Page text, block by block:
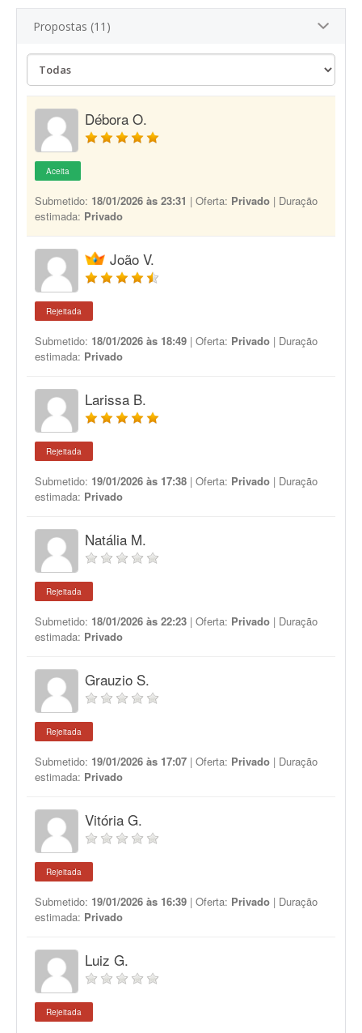
Propostas (11)
Débora O.
Aceita
Submetido: 18/01/2026 às 23:31 | Oferta: Privado | Duração
estimada: Privado
João V.
Rejeitada
Submetido: 18/01/2026 às 18:49 | Oferta: Privado | Duração
estimada: Privado
Larissa B.
Rejeitada
Submetido: 19/01/2026 às 17:38 | Oferta: Privado | Duração
estimada: Privado
Natália M.
Rejeitada
Submetido: 18/01/2026 às 22:23 | Oferta: Privado | Duração
estimada: Privado
Grauzio S.
Rejeitada
Submetido: 19/01/2026 às 17:07 | Oferta: Privado | Duração
estimada: Privado
Vitória G.
Rejeitada
Submetido: 19/01/2026 às 16:39 | Oferta: Privado | Duração
estimada: Privado
Luiz G.
Rejeitada